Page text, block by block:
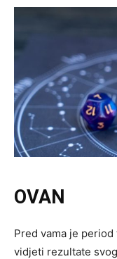
OVAN
Pred vama je
vidjeti rezultate